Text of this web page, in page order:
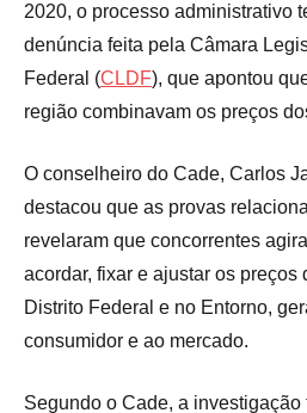
2020, o processo administrativo
denúncia feita pela Câmara
Federal (CLDF), que apontou
região combinavam os preços
O conselheiro do Cade, Carlos
destacou que as provas
revelaram que concorrentes
acordar, fixar e ajustar os preços
Distrito Federal e no Entorno,
consumidor e ao mercado.
Segundo o Cade, a investigação